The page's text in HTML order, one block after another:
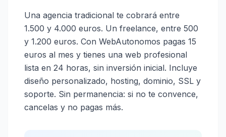
Una agencia tradicional te cobrará entre
1.500 y 4.000 euros. Un freelance, entre 500
y 1.200 euros. Con WebAutonomos pagas 15
euros al mes y tienes una web profesional
lista en 24 horas, sin inversión inicial. Incluye
diseño personalizado, hosting, dominio, SSL y
soporte. Sin permanencia: si no te convence,
cancelas y no pagas más.